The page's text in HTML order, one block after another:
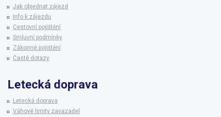
Jak objednat zájezd
Info k zájezdu
Cestovní pojištění
Smluvní podmínky
Zákonné pojištění
Časté dotazy
Letecká doprava
Letecká doprava
Váhové limity zavazadel